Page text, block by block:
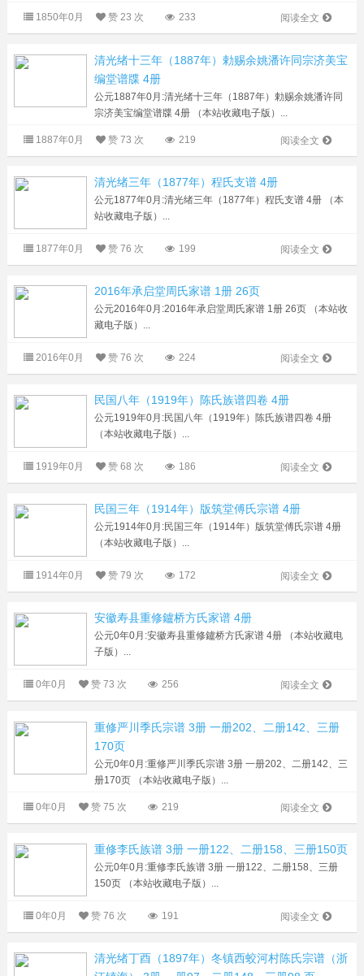
阅读全文
1850年0月 赞23 次 233
清光绪十三年（1887年）勅赐余姚潘许同宗济美宝
编堂谱牒 4册
公元1887年0月:清光绪十三年（1887年）勅赐余姚潘许同
宗济美宝编堂谱牒 4册 （本站收藏电子版）...
阅读全文
1887年0月 赞73 次 219
清光绪三年（1877年）程氏支谱 4册
公元1877年0月:清光绪三年（1877年）程氏支谱 4册 （本
站收藏电子版）...
阅读全文
1877年0月 赞76 次 199
2016年承启堂周氏家谱 1册 26页
公元2016年0月:2016年承启堂周氏家谱 1册 26页 （本站收
藏电子版）...
阅读全文
2016年0月 赞76 次 224
民国八年（1919年）陈氏族谱四卷 4册
公元1919年0月:民国八年（1919年）陈氏族谱四卷 4册
（本站收藏电子版）...
阅读全文
1919年0月 赞68 次 186
民国三年（1914年）版筑堂傅氏宗谱 4册
公元1914年0月:民国三年（1914年）版筑堂傅氏宗谱 4册
（本站收藏电子版）...
阅读全文
1914年0月 赞79 次 172
安徽寿县重修鑪桥方氏家谱 4册
公元0年0月:安徽寿县重修鑪桥方氏家谱 4册 （本站收藏电
子版）...
阅读全文
0年0月 赞73 次 256
重修严川季氏宗谱 3册 一册202、二册142、三册
170页
公元0年0月:重修严川季氏宗谱 3册 一册202、二册142、三
册170页 （本站收藏电子版）...
阅读全文
0年0月 赞75 次 219
重修李氏族谱 3册 一册122、二册158、三册150页
公元0年0月:重修李氏族谱 3册 一册122、二册158、三册
150页 （本站收藏电子版）...
阅读全文
0年0月 赞76 次 191
清光绪丁酉（1897年）冬镇西蛟河村陈氏宗谱（浙